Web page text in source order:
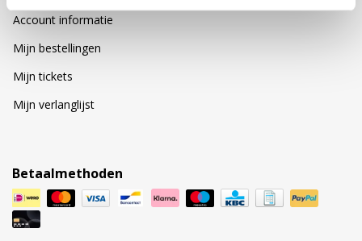
Account informatie
Mijn bestellingen
Mijn tickets
Mijn verlanglijst
Betaalmethoden